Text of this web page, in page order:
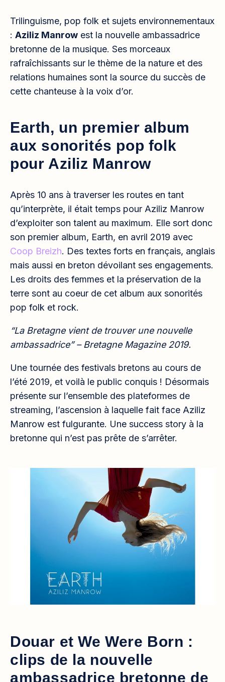
Trilinguisme, pop folk et sujets environnementaux
: Aziliz Manrow est la nouvelle ambassadrice
bretonne de la musique. Ses morceaux
rafraîchissants sur le thème de la nature et des
relations humaines sont la source du succès de
cette chanteuse à la voix d’or.
Earth, un premier album
aux sonorités pop folk
pour Aziliz Manrow
Après 10 ans à traverser les routes en tant
qu’interprète, il était temps pour Aziliz Manrow
d’exploiter son talent au maximum. Elle sort donc
son premier album, Earth, en avril 2019 avec
Coop Breizh. Des textes forts en français, anglais
mais aussi en breton dévoilant ses engagements.
Les droits des femmes et la préservation de la
terre sont au coeur de cet album aux sonorités
pop folk et rock.
“La Bretagne vient de trouver une nouvelle
ambassadrice” – Bretagne Magazine 2019.
Une tournée des festivals bretons au cours de
l’été 2019, et voilà le public conquis ! Désormais
présente sur l’ensemble des plateformes de
streaming, l’ascension à laquelle fait face Aziliz
Manrow est fulgurante. Une success story à la
bretonne qui n’est pas prête de s’arrêter.
Douar et We Were Born :
clips de la nouvelle
ambassadrice bretonne de